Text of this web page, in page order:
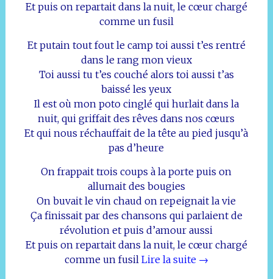
Et puis on repartait dans la nuit, le cœur chargé
comme un fusil
Et putain tout fout le camp toi aussi t’es rentré
dans le rang mon vieux
Toi aussi tu t’es couché alors toi aussi t’as
baissé les yeux
Il est où mon poto cinglé qui hurlait dans la
nuit, qui griffait des rêves dans nos cœurs
Et qui nous réchauffait de la tête au pied jusqu’à
pas d’heure
On frappait trois coups à la porte puis on
allumait des bougies
On buvait le vin chaud on repeignait la vie
Ça finissait par des chansons qui parlaient de
révolution et puis d’amour aussi
Et puis on repartait dans la nuit, le cœur chargé
comme un fusil Lire la suite →